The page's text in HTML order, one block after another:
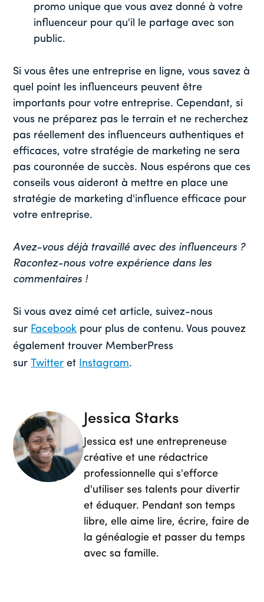
promo unique que vous avez donné à votre
influenceur pour qu'il le partage avec son
public.
Si vous êtes une entreprise en ligne, vous savez à
quel point les influenceurs peuvent être
importants pour votre entreprise. Cependant, si
vous ne préparez pas le terrain et ne recherchez
pas réellement des influenceurs authentiques et
efficaces, votre stratégie de marketing ne sera
pas couronnée de succès. Nous espérons que ces
conseils vous aideront à mettre en place une
stratégie de marketing d'influence efficace pour
votre entreprise.
Avez-vous déjà travaillé avec des influenceurs ?
Racontez-nous votre expérience dans les
commentaires !
Si vous avez aimé cet article, suivez-nous
sur Facebook pour plus de contenu. Vous pouvez
également trouver MemberPress
surTwitter et Instagram.
Jessica Starks
Jessica est une entrepreneuse
créative et une rédactrice
professionnelle qui s'efforce
d'utiliser ses talents pour divertir
et éduquer. Pendant son temps
libre, elle aime lire, écrire, faire de
la généalogie et passer du temps
avec sa famille.